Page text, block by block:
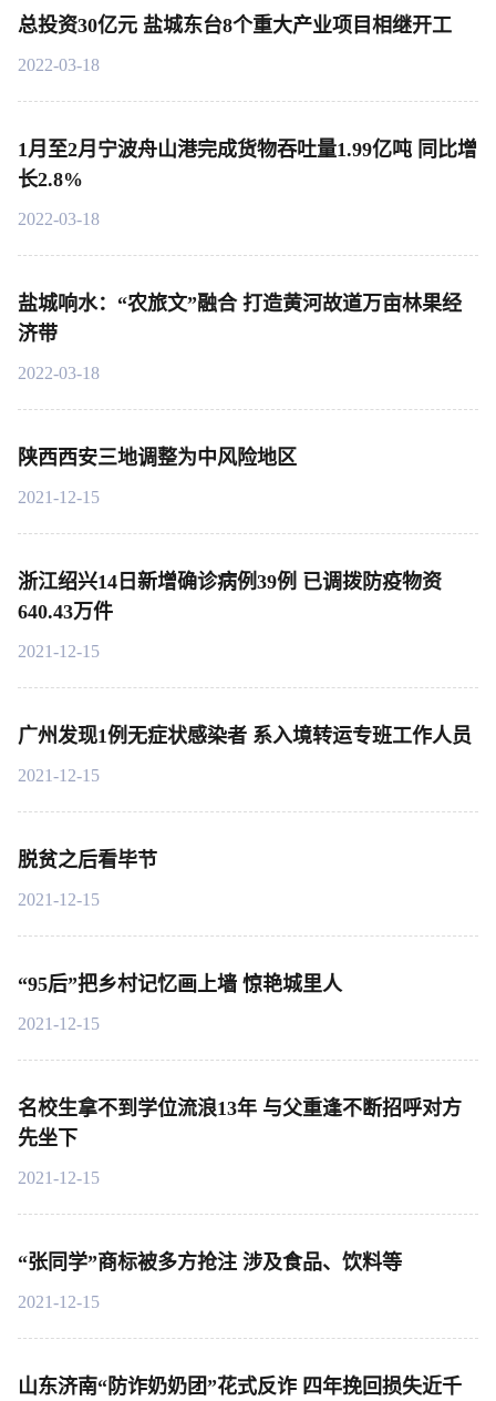
总投资30亿元 盐城东台8个重大产业项目相继开工
2022-03-18
1月至2月宁波舟山港完成货物吞吐量1.99亿吨 同比增
长2.8%
2022-03-18
盐城响水：“农旅文”融合 打造黄河故道万亩林果经
济带
2022-03-18
陕西西安三地调整为中风险地区
2021-12-15
浙江绍兴14日新增确诊病例39例 已调拨防疫物资
640.43万件
2021-12-15
广州发现1例无症状感染者 系入境转运专班工作人员
2021-12-15
脱贫之后看毕节
2021-12-15
“95后”把乡村记忆画上墙 惊艳城里人
2021-12-15
名校生拿不到学位流浪13年 与父重逢不断招呼对方
先坐下
2021-12-15
“张同学”商标被多方抢注 涉及食品、饮料等
2021-12-15
山东济南“防诈奶奶团”花式反诈 四年挽回损失近千